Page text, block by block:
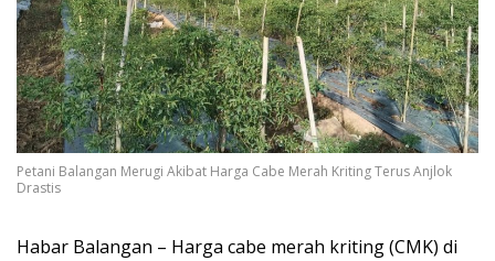
Petani Balangan Merugi Akibat Harga Cabe Merah Kriting Terus Anjlok
Drastis
Habar Balangan – Harga cabe merah kriting (CMK) di